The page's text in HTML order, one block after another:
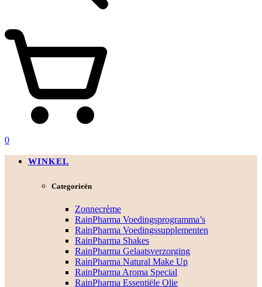
0
WINKEL
Categorieën
Zonnecrème
RainPharma Voedingsprogramma’s
RainPharma Voedingssupplementen
RainPharma Shakes
RainPharma Gelaatsverzorging
RainPharma Natural Make Up
RainPharma Aroma Special
RainPharma Essentiële Olie